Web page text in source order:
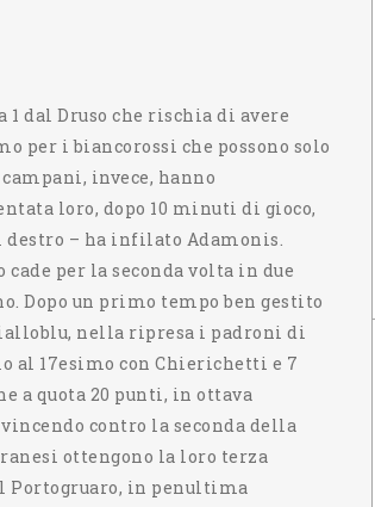
1 dal Druso che rischia di avere
per i biancorossi che possono solo
invece, hanno
loro, dopo 10 minuti di gioco,
destro – ha infilato Adamonis.
cade per la seconda volta in due
Dopo un primo tempo ben gestito
nella ripresa i padroni di
al 17esimo con Chierichetti e 7
a quota 20 punti, in ottava
contro la seconda della
ottengono la loro terza
Portogruaro, in penultima